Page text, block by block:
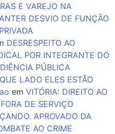
E VAREJO NA
DESVIO DE FUNÇÃO
DESRESPEITO AO
POR INTEGRANTE DO
PÚBLICA
LADO ELES ESTÃO
em VITÓRIA: DIREITO AO
DE SERVIÇO
APROVADO DA
AO CRIME